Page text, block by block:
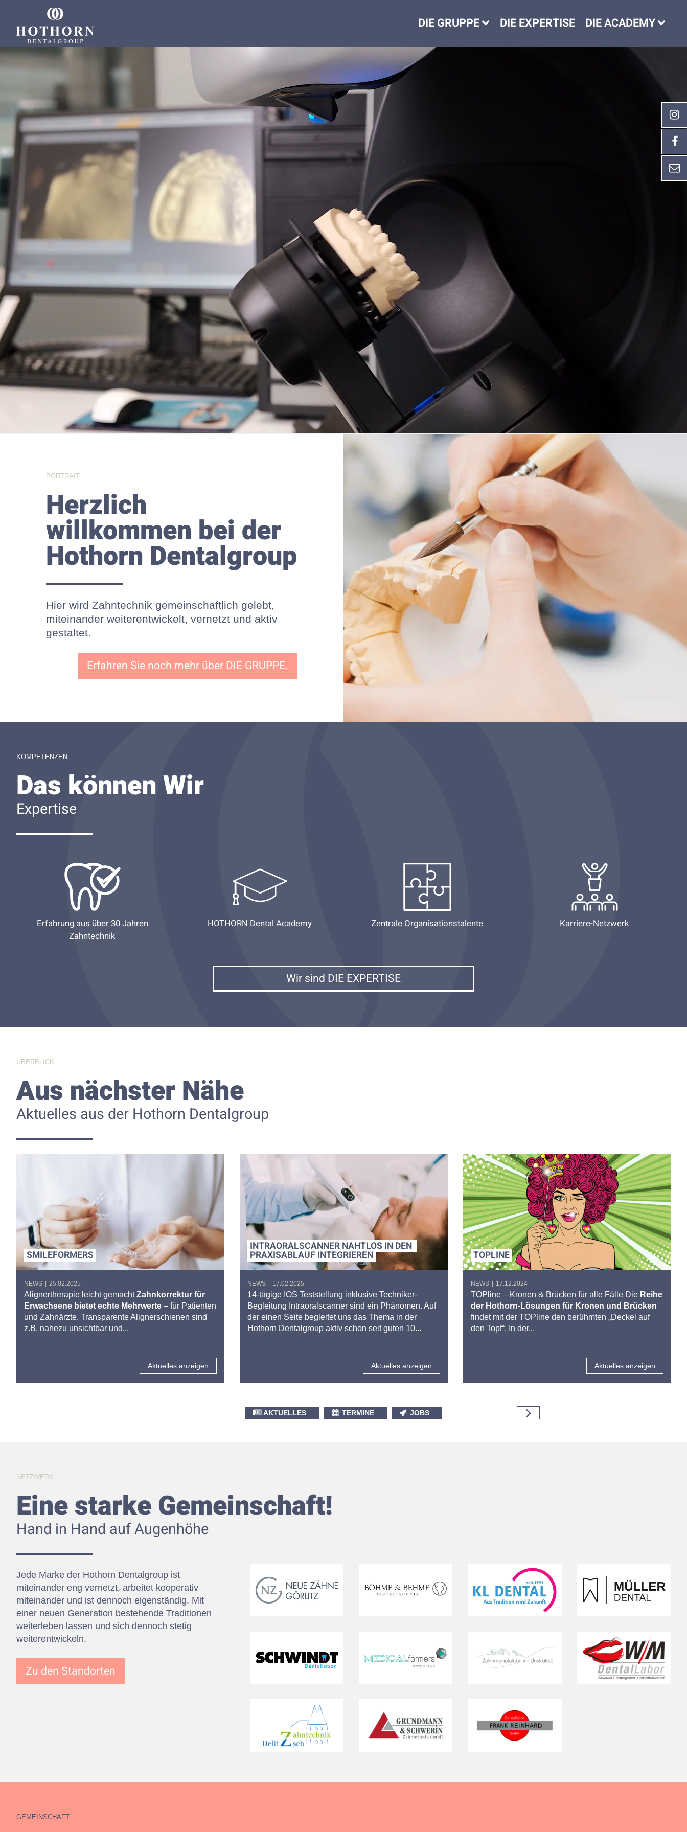
DIE GRUPPE DIE EXPERTISE DIE ACADEMY
PORTRAIT
Herzlich
willkommen bei der
Hothorn Dentalgroup
Hier wird Zahntechnik gemeinschaftlich gelebt,
miteinander weiterentwickelt, vernetzt und aktiv
gestaltet.
Erfahren Sie noch mehr über DIE GRUPPE.
KOMPETENZEN
Das können Wir
Expertise
Erfahrung aus über 30 Jahren
Zahntechnik
HOTHORN Dental Academy Zentrale Organisationstalente Karriere-Netzwerk
Wir sind DIE EXPERTISE
ÜBERBLICK
Aus nächster Nähe
Aktuelles aus der Hothorn Dentalgroup
SMILEFORMERS
NEWS 25.02.2025
Alignertherapie leicht gemachtZahnkorrektur für
Erwachsene bietet echte Mehrwerte – für Patienten
und Zahnärzte. Transparente Alignerschienen sind
z.B. nahezu unsichtbar und...
Aktuelles anzeigen
INTRAORALSCANNER NAHTLOS IN DEN
PRAXISABLAUF INTEGRIEREN
NEWS 17.02.2025
14-tägige IOS Teststellung inklusive Techniker-
Begleitung Intraoralscanner sind ein Phänomen. Auf
der einen Seite begleitet uns das Thema in der
Hothorn Dentalgroup aktiv schon seit guten 10...
Aktuelles anzeigen
TOPLINE
NEWS 17.12.2024
TOPline – Kronen & Brücken für alle Fälle Die Reihe
der Hothorn-Lösungen für Kronen und Brücken
findet mit der TOPline den berühmten „Deckel auf
den Topf“. In der...
Aktuelles anzeigen
AKTUELLES TERMINE JOBS
NETZWERK
Eine starke Gemeinschaft!
Hand in Hand auf Augenhöhe
Jede Marke der Hothorn Dentalgroup ist
miteinander eng vernetzt, arbeitet kooperativ
miteinander und ist dennoch eigenständig. Mit
einer neuen Generation bestehende Traditionen
weiterleben lassen und sich dennoch stetig
weiterentwickeln.
Zu den Standorten
GEMEINSCHAFT